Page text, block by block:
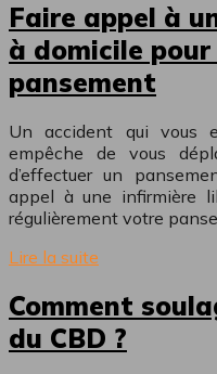
Faire appel à
à domicile
pansement
Un accident qui vous
empêche de vous
d’effectuer un
appel à une infirmière
régulièrement votre
Lire la suite
Comment
du CBD ?